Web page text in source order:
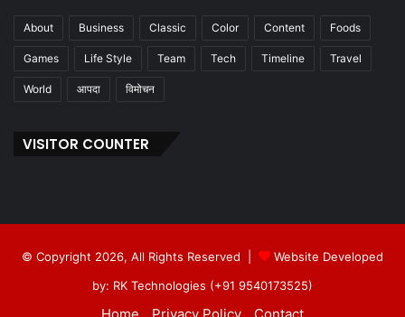
About Business Classic Color Content Foods
Games Life Style Team Tech Timeline Travel
World आपदा विमोचन
VISITOR COUNTER
© Copyright 2026, All Rights Reserved |
Website Developed
by: RK Technologies (+91 9540173525)